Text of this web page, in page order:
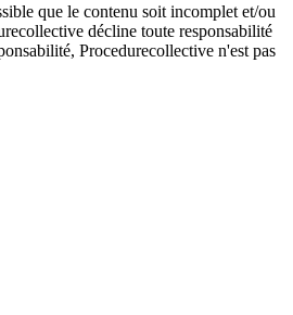
que le contenu soit incomplet et/ou
décline toute responsabilité
Procedurecollective n'est pas